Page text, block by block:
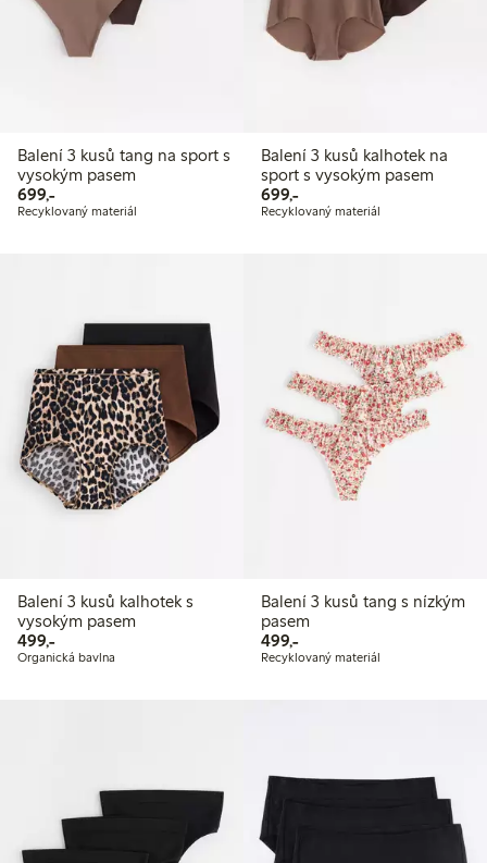
Balení 3 kusů tang na sport s
vysokým pasem
699,-699,00 Kč
Recyklovaný materiál
Balení 3 kusů kalhotek na
sport s vysokým pasem
699,-699,00 Kč
Recyklovaný materiál
Balení 3 kusů kalhotek s
vysokým pasem
499,-499,00 Kč
Organická bavlna
Balení 3 kusů tang s nízkým
pasem
499,-499,00 Kč
Recyklovaný materiál